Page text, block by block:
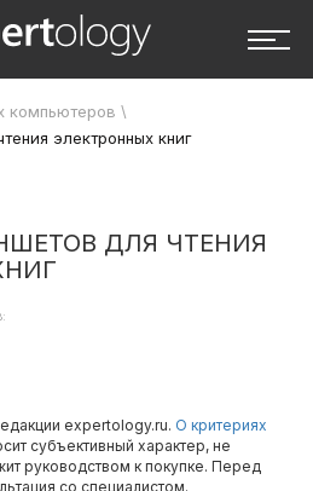
компьютеров \
электронных книг
ДЛЯ ЧТЕНИЯ
expertology.ru. О критериях
субъективный характер, не
руководством к покупке. Перед
со специалистом.